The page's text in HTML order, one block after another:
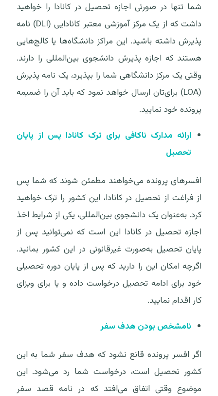
شما تنها در صورتی اجازه تحصیل در کانادا را خواهید
داشت که از یک مرکز آموزشی معتبر کانادایی (DLI) نامه
پذیرش داشته باشید. این مراکز دانشگاه‌ها یا کالج‌هایی
هستند که اجازه پذیرش دانشجوی بین‌المللی را دارند.
وقتی یک مرکز دانشگاهی شما را بپذیرد، یک نامه پذیرش
(LOA) برای‌تان ارسال خواهد نمود که باید آن را ضمیمه
پرونده خود نمایید.
ارائه مدارک ناکافی برای ترک کانادا پس از پایان
تحصیل
افسرهای پرونده می‌خواهند مطمئن شوند که شما پس
از فراغت از تحصیل در کانادا، این کشور را ترک خواهید
کرد. به‌عنوان یک دانشجوی بین‌المللی، یکی از شرایط اخذ
اجازه تحصیل در کانادا این است که نمی‌توانید پس از
پایان تحصیل به‌صورت غیرقانونی در این کشور بمانید.
اگرچه امکان این را دارید که پس از پایان دوره تحصیلی
خود برای ادامه تحصیل درخواست داده و یا برای ویزای
کار اقدام نمایید.
نامشخص بودن هدف سفر
اگر افسر پرونده قانع نشود که هدف سفر شما به این
کشور تحصیل است، درخواست شما رد می‌شود. این
موضوع وقتی اتفاق می‌افتد که در نامه قصد سفر